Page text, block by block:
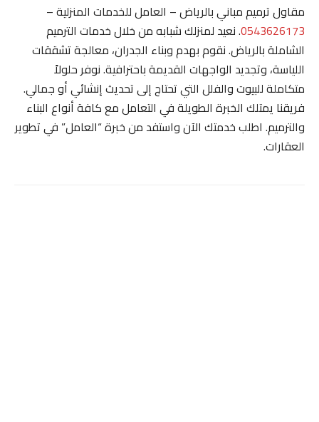
مقاول ترميم مباني بالرياض – العامل للخدمات المنزلية –
0543626173. نعيد لمنزلك شبابه من خلال خدمات الترميم
الشاملة بالرياض. نقوم بهدم وبناء الجدران، معالجة تشققات
اللياسة، وتجديد الواجهات القديمة باحترافية. نوفر حلولاً
متكاملة للبيوت والفلل التي تحتاج إلى تحديث إنشائي أو جمالي.
فريقنا يمتلك الخبرة الطويلة في التعامل مع كافة أنواع البناء
والترميم. اطلب خدمتك الآن واستفد من خبرة “العامل” في تطوير
العقارات.